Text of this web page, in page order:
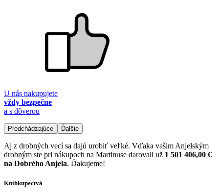
U nás nakupujete
vždy bezpečne
a s dôverou
Predchádzajúce Ďalšie
Aj z drobných vecí sa dajú urobiť veľké. Vďaka vašim Anjelským
drobným ste pri nákupoch na Martinuse darovali už 1 501 406,00 €
na Dobrého Anjela. Ďakujeme!
Kníhkupectvá